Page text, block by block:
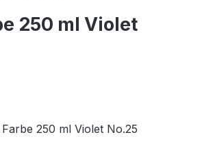
250 ml Violet